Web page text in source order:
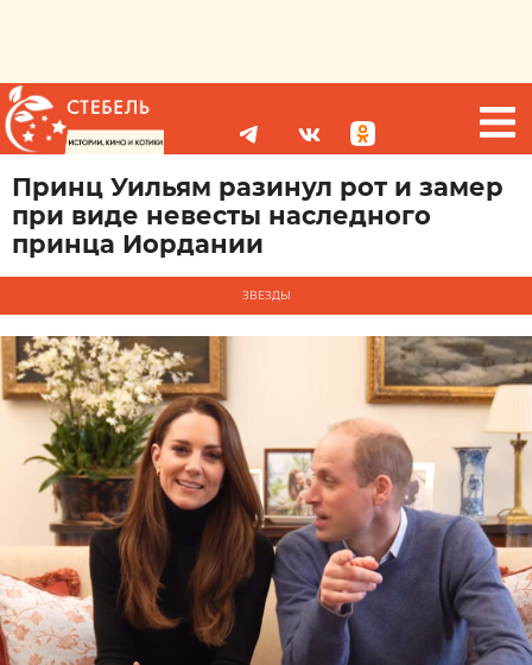
Принц Уильям разинул рот и замер
при виде невесты наследного
принца Иордании
ЗВЕЗДЫ